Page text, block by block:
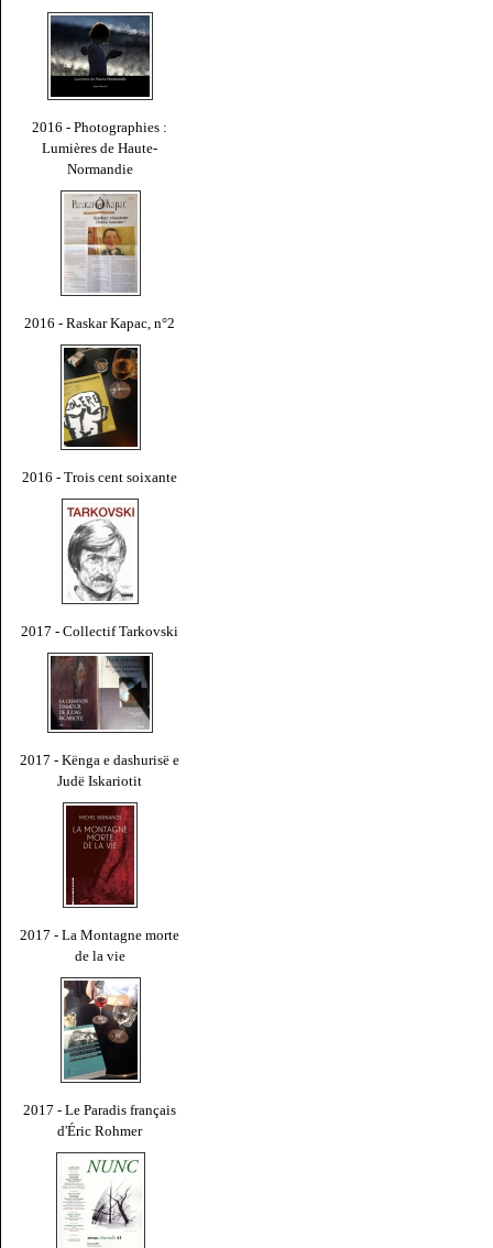
2016 - Photographies :
Lumières de Haute-
Normandie
2016 - Raskar Kapac, n°2
2016 - Trois cent soixante
2017 - Collectif Tarkovski
2017 - Kënga e dashurisë e
Judë Iskariotit
2017 - La Montagne morte
de la vie
2017 - Le Paradis français
d'Éric Rohmer